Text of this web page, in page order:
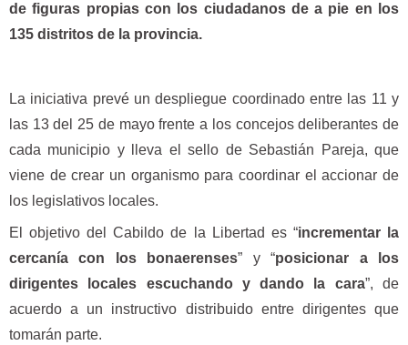
de figuras propias con los ciudadanos de a pie en los
135 distritos de la provincia.
La iniciativa prevé un despliegue coordinado entre las 11 y
las 13 del 25 de mayo frente a los concejos deliberantes de
cada municipio y lleva el sello de Sebastián Pareja, que
viene de crear un organismo para coordinar el accionar de
los legislativos locales.
El objetivo del Cabildo de la Libertad es “incrementar la
cercanía con los bonaerenses” y “posicionar a los
dirigentes locales escuchando y dando la cara”, de
acuerdo a un instructivo distribuido entre dirigentes que
tomarán parte.